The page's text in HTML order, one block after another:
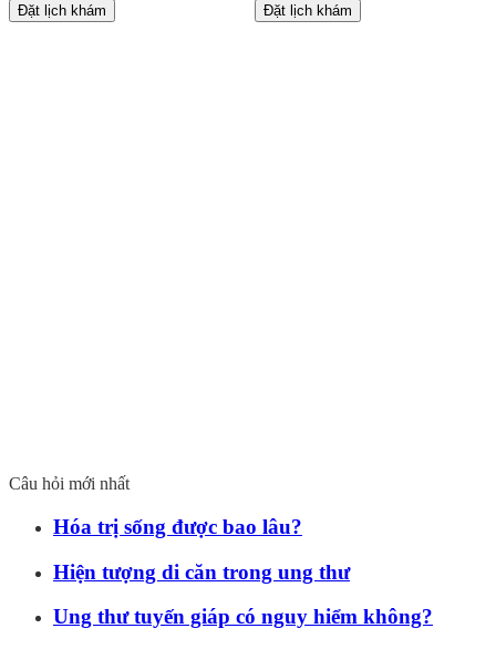
Đặt lịch khám Đặt lịch khám
Câu hỏi mới nhất
Hóa trị sống được bao lâu?
Hiện tượng di căn trong ung thư
Ung thư tuyến giáp có nguy hiểm không?